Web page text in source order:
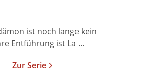
ist noch lange kein
Entführung ist La ...
Zur Serie